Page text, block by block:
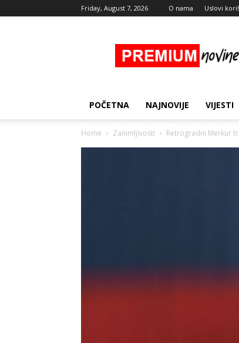
Friday, August 7, 2026 O nama Uslovi
Novine
POČETNA NAJNOVIJE VIJESTI
Home Zanimljivosti Retrogradni Merkur